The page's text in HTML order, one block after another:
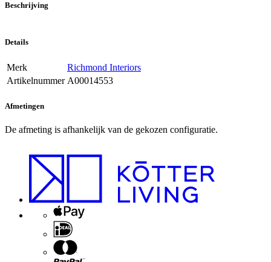
Beschrijving
Details
Merk
Richmond Interiors
Artikelnummer A00014553
Afmetingen
De afmeting is afhankelijk van de gekozen configuratie.